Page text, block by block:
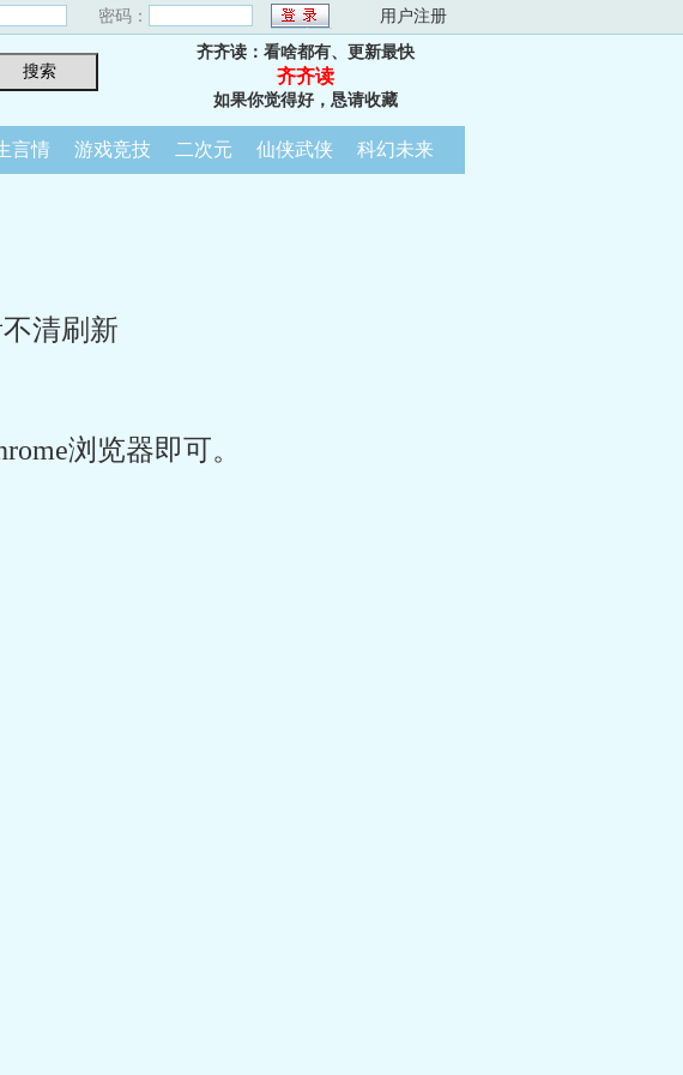
密码： 用户注册
齐齐读：看啥都有、更新最快
齐齐读
如果你觉得好，恳请收藏
言情 游戏竞技 二次元 仙侠武侠 科幻未来
清刷新
浏览器即可。